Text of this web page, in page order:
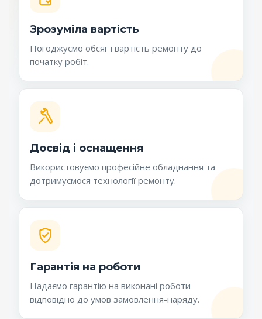
Зрозуміла вартість
Погоджуємо обсяг і вартість ремонту до
початку робіт.
Досвід і оснащення
Використовуємо професійне обладнання та
дотримуємося технології ремонту.
Гарантія на роботи
Надаємо гарантію на виконані роботи
відповідно до умов замовлення-наряду.